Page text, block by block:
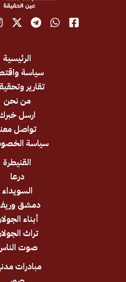
سياسة واقتصاد
تقارير وتحقيقات
ارسل خبرك
تواصل معنا
سياسة الخصوصية
دمشق وريفها
أبناء الجولان
تراث الجولان
صوت الناس
مبادرات مدنية